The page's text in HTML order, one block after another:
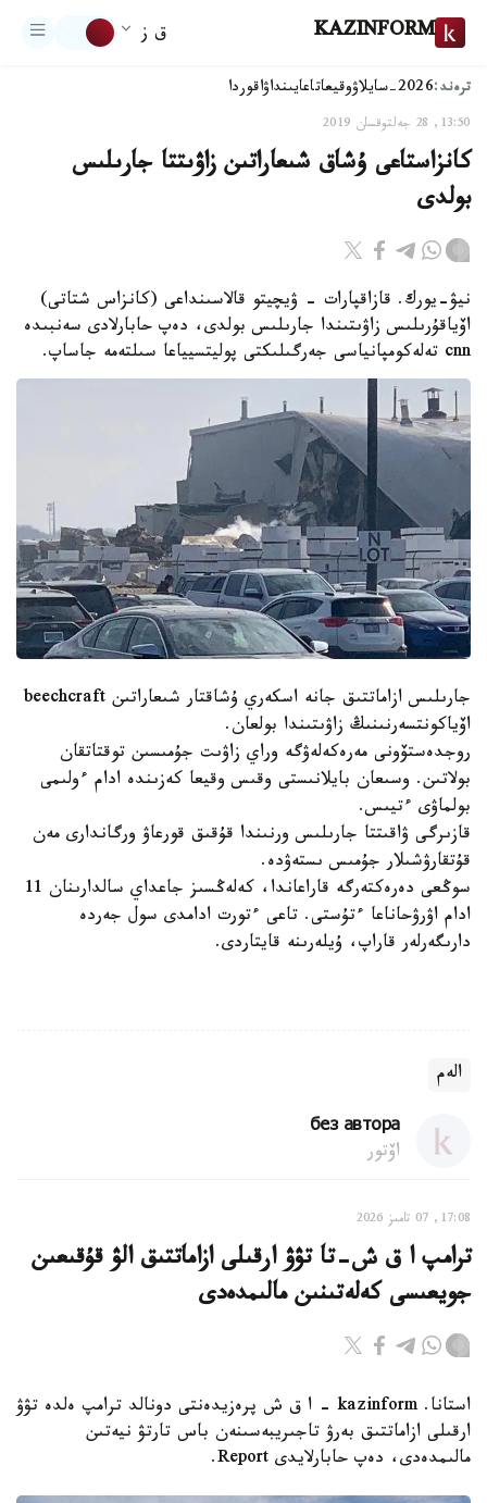
KAZINFORM ق ز
ترەند:2026-سايلاۋ وقيعاتاعايىنداۋاقوردا
13:50, 28 جەلتوقسان 2019
كانزاستاعى ۇشاق شىعاراتىن زاۋىتتا جارىلىس
بولدى
نيۋ-يورك. قازاقپارات - ۋيچيتو قالاسىنداعى (كانزاس شتاتى)
اۆياقۇرىلىس زاۋىتىندا جارىلىس بولدى، دەپ حابارلادى سەنبىدە
cnn تەلەكومپانياسى جەرگىلىكتى پوليتسيياعا سىلتەمە جاساپ.
جارىلىس ازاماتتىق جانە اسكەري ۇشاقتار شىعاراتىن beechcraft
اۆياكونتسەرنىنىڭ زاۋىتىندا بولعان.
روجدەستۆونى مەرەكەلەۋگە وراي زاۋىت جۇمىسىن توقتاتقان
بولاتىن. وسىعان بايلانىستى وقىس وقيعا كەزىندە ادام ءولىمى
بولماۋى ءتيىس.
قازىرگى ۋاقىتتا جارىلىس ورنىندا قۇقىق قورعاۋ ورگاندارى مەن
قۇتقارۋشىلار جۇمىس ىستەۋدە.
سوڭعى دەرەكتەرگە قاراعاندا، كەلەڭسىز جاعداي سالدارىنان 11
ادام اۋرۋحاناعا ءتۇستى. تاعى ءتورت ادامدى سول جەردە
دارىگەرلەر قاراپ، ۇيلەرىنە قايتاردى.
الەم
без автора
اۆتور
17:08, 07 تامىز 2026
ترامپ ا ق ش-تا تۋۋ ارقىلى ازاماتتىق الۋ قۇقىعىن
جويعىسى كەلەتىنىن مالىمدەدى
استانا. kazinform - ا ق ش پرەزيدەنتى دونالد ترامپ ەلدە تۋۋ
ارقىلى ازاماتتىق بەرۋ تاجىريبەسىنەن باس تارتۋ نيەتىن
مالىمدەدى، دەپ حابارلايدى Report.